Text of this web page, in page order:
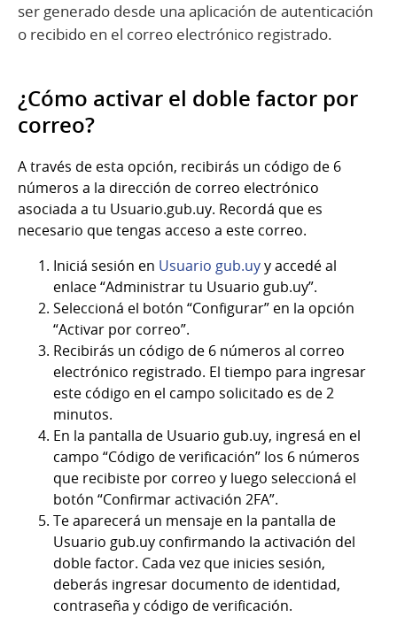
ser generado desde una aplicación de autenticación
o recibido en el correo electrónico registrado.
¿Cómo activar el doble factor por
correo?
A través de esta opción, recibirás un código de 6
números a la dirección de correo electrónico
asociada a tu Usuario.gub.uy. Recordá que es
necesario que tengas acceso a este correo.
Iniciá sesión en Usuario gub.uyy accedé al
enlace “Administrar tu Usuario gub.uy”.
Seleccioná el botón “Configurar” en la opción
“Activar por correo”.
Recibirás un código de 6 números al correo
electrónico registrado. El tiempo para ingresar
este código en el campo solicitado es de 2
minutos.
En la pantalla de Usuario gub.uy, ingresá en el
campo “Código de verificación” los 6 números
que recibiste por correo y luego seleccioná el
botón “Confirmar activación 2FA”.
Te aparecerá un mensaje en la pantalla de
Usuario gub.uy confirmando la activación del
doble factor. Cada vez que inicies sesión,
deberás ingresar documento de identidad,
contraseña y código de verificación.